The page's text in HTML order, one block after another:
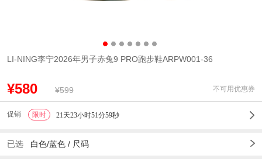
LI-NING李宁2026年男子赤兔9 PRO跑步鞋ARPW001-36
¥580 ¥599 不可用优惠券
促销 限时 21天23小时51分59秒
已选 白色/蓝色 / 尺码